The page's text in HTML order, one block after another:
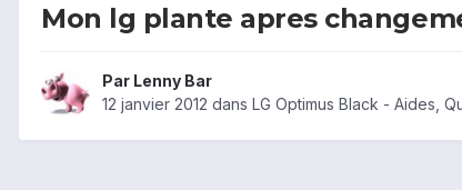
Mon lg plante apres
Par Lenny Bar
12 janvier 2012 dans LG Optimus Black - Aides,